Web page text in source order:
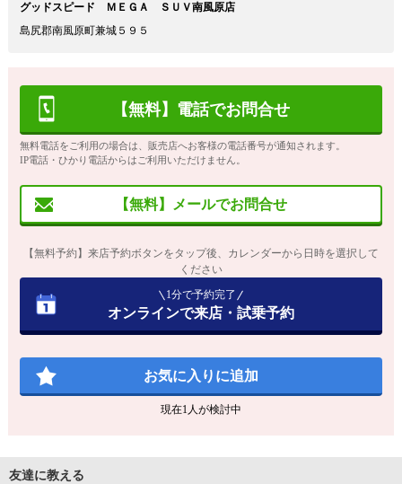
グッドスピード ＭＥＧＡ ＳＵＶ南風原店
島尻郡南風原町兼城５９５
【無料】電話でお問合せ
無料電話をご利用の場合は、販売店へお客様の電話番号が通知されます。
IP電話・ひかり電話からはご利用いただけません。
【無料】メールでお問合せ
【無料予約】来店予約ボタンをタップ後、カレンダーから日時を選択して
ください
1分で予約完了
オンラインで来店・試乗予約
お気に入りに追加
現在1人が検討中
友達に教える